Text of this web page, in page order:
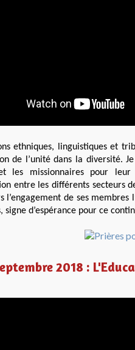
ethniques, linguistiques et
de l’unité dans la diversité.
les missionnaires pour
entre les différents secteurs
l’engagement de ses
signe d’espérance pour ce
2018 :